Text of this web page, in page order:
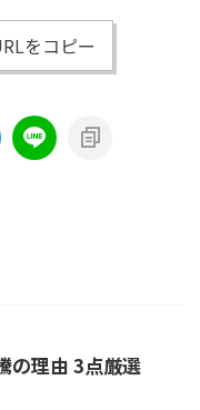
をコピー
の理由 3点厳選